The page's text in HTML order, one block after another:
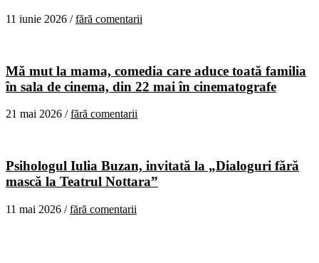
11 iunie 2026 /fără comentarii
Mă mut la mama, comedia care aduce toată familia
în sala de cinema, din 22 mai în cinematografe
21 mai 2026 /fără comentarii
Psihologul Iulia Buzan, invitată la „Dialoguri fără
mască la Teatrul Nottara”
11 mai 2026 /fără comentarii